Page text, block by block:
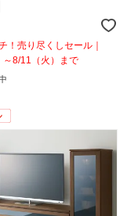
！売り尽くしセール｜
～8/11（火）まで